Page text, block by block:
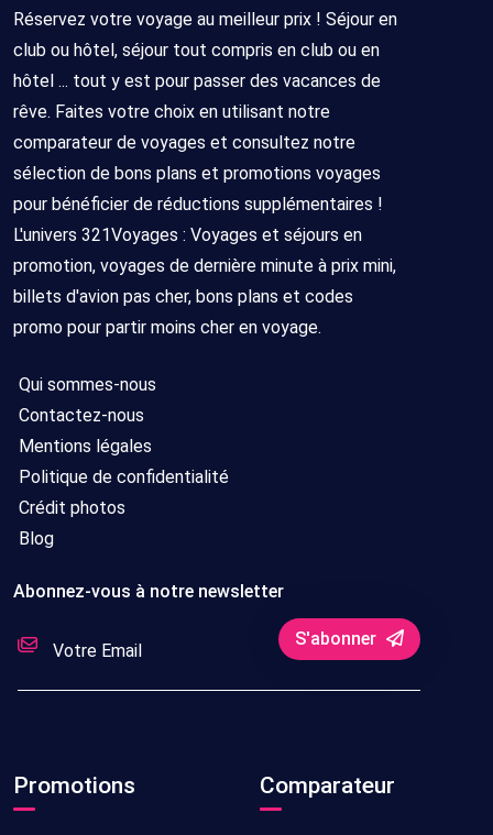
Réservez votre voyage au meilleur prix ! Séjour en
club ou hôtel, séjour tout compris en club ou en
hôtel ... tout y est pour passer des vacances de
rêve. Faites votre choix en utilisant notre
comparateur de voyages et consultez notre
sélection de bons plans et promotions voyages
pour bénéficier de réductions supplémentaires !
L'univers 321Voyages : Voyages et séjours en
promotion, voyages de dernière minute à prix mini,
billets d'avion pas cher, bons plans et codes
promo pour partir moins cher en voyage.
Qui sommes-nous
Contactez-nous
Mentions légales
Politique de confidentialité
Crédit photos
Blog
Abonnez-vous à notre newsletter
S'abonner
Promotions Comparateur